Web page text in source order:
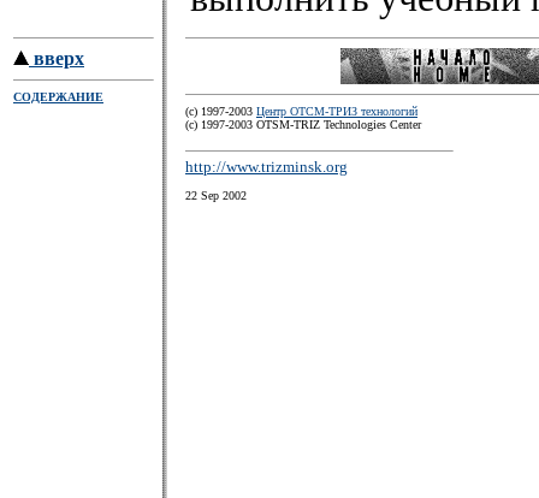
вверх
СОДЕРЖАНИЕ
(c) 1997-2003 Центр ОТСМ-ТРИЗ технологий
(с) 1997-2003 OTSM-TRIZ Technologies Center
http://www.trizminsk.org
22 Sep 2002